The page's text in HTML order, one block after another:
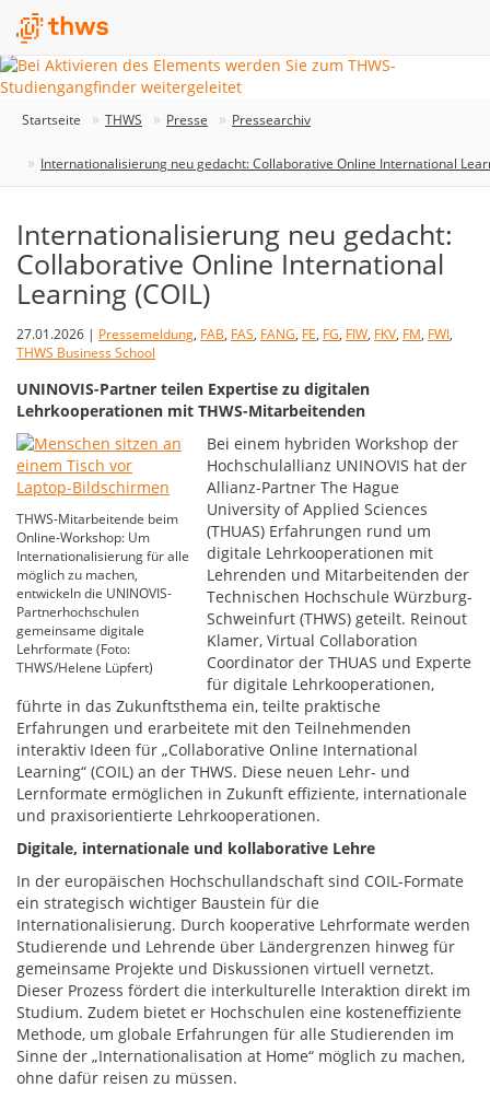
Startseite THWS Presse Pressearchiv
Internationalisierung neu gedacht: Collaborative Online International
Internationalisierung neu gedacht:
Collaborative Online International
Learning (COIL)
27.01.2026 | Pressemeldung, FAB, FAS, FANG, FE, FG, FIW, FKV, FM, FWI,
THWS Business School
UNINOVIS-Partner teilen Expertise zu digitalen
Lehrkooperationen mit THWS-Mitarbeitenden
THWS-Mitarbeitende beim
Online-Workshop: Um
Internationalisierung für alle
möglich zu machen,
entwickeln die UNINOVIS-
Partnerhochschulen
gemeinsame digitale
Lehrformate (Foto:
THWS/Helene Lüpfert)
Bei einem hybriden Workshop der
Hochschulallianz UNINOVIS hat der
Allianz-Partner The Hague
University of Applied Sciences
(THUAS) Erfahrungen rund um
digitale Lehrkooperationen mit
Lehrenden und Mitarbeitenden der
Technischen Hochschule Würzburg-
Schweinfurt (THWS) geteilt. Reinout
Klamer, Virtual Collaboration
Coordinator der THUAS und Experte
für digitale Lehrkooperationen,
führte in das Zukunftsthema ein, teilte praktische
Erfahrungen und erarbeitete mit den Teilnehmenden
interaktiv Ideen für „Collaborative Online International
Learning“ (COIL) an der THWS. Diese neuen Lehr- und
Lernformate ermöglichen in Zukunft effiziente, internationale
und praxisorientierte Lehrkooperationen.
Digitale, internationale und kollaborative Lehre
In der europäischen Hochschullandschaft sind COIL-Formate
ein strategisch wichtiger Baustein für die
Internationalisierung. Durch kooperative Lehrformate werden
Studierende und Lehrende über Ländergrenzen hinweg für
gemeinsame Projekte und Diskussionen virtuell vernetzt.
Dieser Prozess fördert die interkulturelle Interaktion direkt im
Studium. Zudem bietet er Hochschulen eine kosteneffiziente
Methode, um globale Erfahrungen für alle Studierenden im
Sinne der „Internationalisation at Home“ möglich zu machen,
ohne dafür reisen zu müssen.